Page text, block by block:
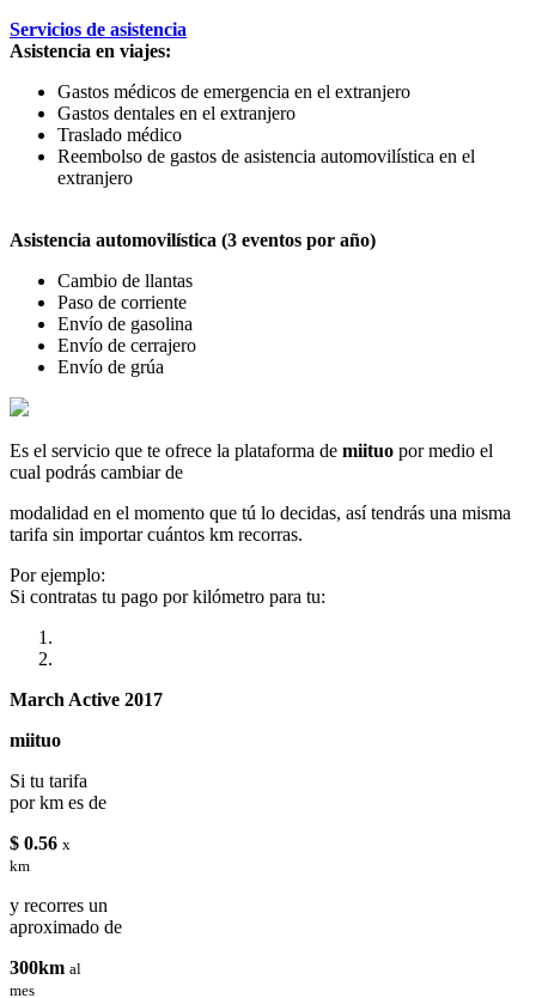
Servicios de asistencia
Asistencia en viajes:
Gastos médicos de emergencia en el extranjero
Gastos dentales en el extranjero
Traslado médico
Reembolso de gastos de asistencia automovilística en el
extranjero
Asistencia automovilística (3 eventos por año)
Cambio de llantas
Paso de corriente
Envío de gasolina
Envío de cerrajero
Envío de grúa
Es el servicio que te ofrece la plataforma de miituo por medio el
cual podrás cambiar de
modalidad en el momento que tú lo decidas, así tendrás una misma
tarifa sin importar cuántos km recorras.
Por ejemplo:
Si contratas tu pago por kilómetro para tu:
March Active 2017
miituo
Si tu tarifa
por km es de
$ 0.56 x
km
y recorres un
aproximado de
300km al
mes